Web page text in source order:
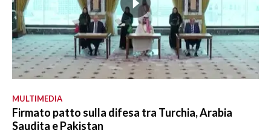
MULTIMEDIA
Firmato patto sulla difesa tra Turchia, Arabia
Saudita e Pakistan